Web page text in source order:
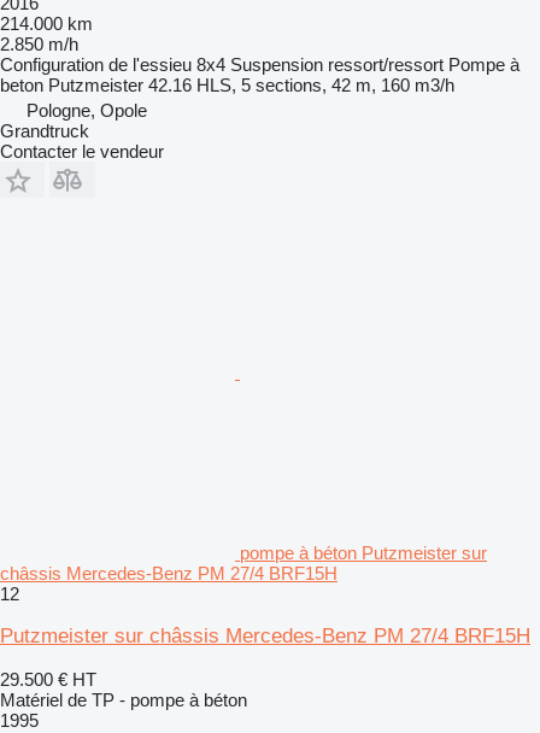
214.000 km
2.850 m/h
Configuration de l'essieu 8x4 Suspension ressort/ressort Pompe à
beton Putzmeister 42.16 HLS, 5 sections, 42 m, 160 m3/h
Pologne, Opole
Grandtruck
Contacter le vendeur
pompe à béton Putzmeister sur
châssis Mercedes-Benz PM 27/4 BRF15H
12
Putzmeister sur châssis Mercedes-Benz PM 27/4 BRF15H
29.500 € HT
Matériel de TP - pompe à béton
1995